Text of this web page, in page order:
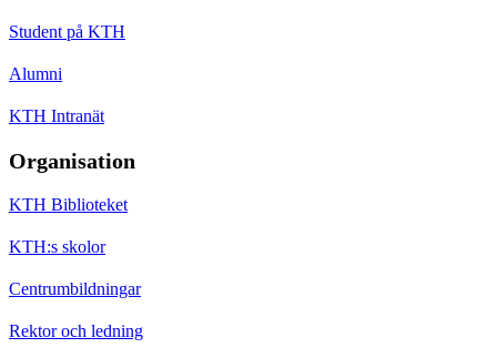
Student på KTH
Alumni
KTH Intranät
Organisation
KTH Biblioteket
KTH:s skolor
Centrumbildningar
Rektor och ledning